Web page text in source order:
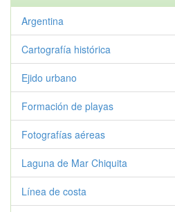
Argentina
Cartografía histórica
Ejido urbano
Formación de playas
Fotografías aéreas
Laguna de Mar Chiquita
Línea de costa